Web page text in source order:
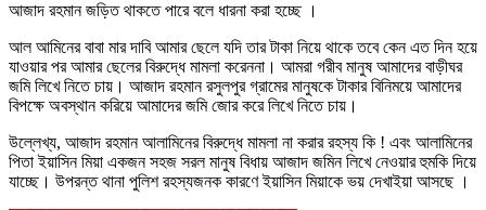
আজাদ রহমান জড়িত থাকতে পারে বলে ধারনা করা হচ্ছে ।
আল আমিনের বাবা মার দাবি আমার ছেলে যদি তার টাকা নিয়ে থাকে তবে কেন এত দিন হয়ে
যাওয়ার পর আমার ছেলের বিরুদ্ধে মামলা করেননা। আমরা গরীব মানুষ আমাদের বাড়ীঘর
জমি লিখে নিতে চায়। আজাদ রহমান রসুলপুর গ্রামের মানুষকে টাকার বিনিময়ে আমাদের
বিপক্ষে অবস্থান করিয়ে আমাদের জমি জোর করে লিখে নিতে চায়।
উল্লেখ্য, আজাদ রহমান আলামিনের বিরুদ্ধে মামলা না করার রহস্য কি ! এবং আলামিনের
পিতা ইয়াসিন মিয়া একজন সহজ সরল মানুষ বিধায় আজাদ জমিন লিখে নেওয়ার হুমকি দিয়ে
যাচ্ছে। উপরন্ত থানা পুলিশ রহস্যজনক কারণে ইয়াসিন মিয়াকে ভয় দেখাইয়া আসছে ।